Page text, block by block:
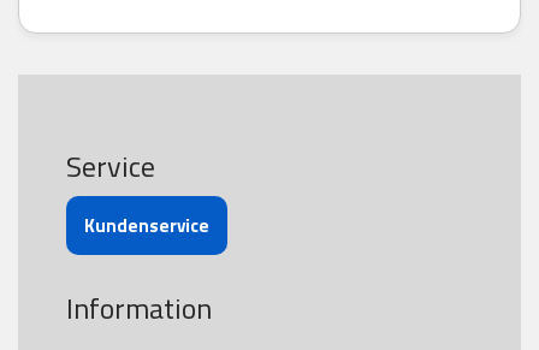
Service
Kundenservice
Information